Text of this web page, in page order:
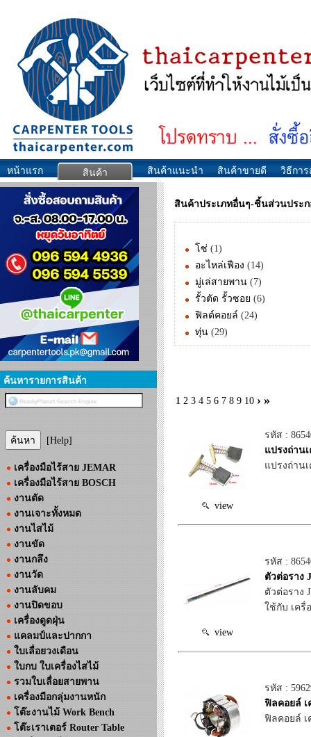
หน้าแรก สินค้า สินค้าแนะนำ สินค้าขายดี วิธีกา
ค้นหารายการสินค้า
[Help]
เครื่องมือไร้สาย JEMAR
เครื่องมือไร้สาย BOSCH
งานตัด
งานเจาะทั้งหมด
งานไสไม้
งานขัด
งานกลึง
งานวัด
งานลับคม
งานปิดขอบ
เครื่องดูดฝุ่น
แคลมป์และปากกา
ใบเลื่อยวงเดือน
ใบกบ ใบเครื่องไสไม้
รวมใบเลื่อยสายพาน
เครื่องมือกลุ่มงานหนัก
โต๊ะงานไม้ Work Bench
โต๊ะเราเตอร์ Router Table
สินค้าประเภทอื่นๆ-ชิ้นส่วนประ
โซ่ (1)
อะไหล่เฟือง (14)
มู่เล่สายพาน (7)
รั้วตัด รั้วซอย (6)
ฟิลด์คอยล์ (24)
ทุ่น (29)
1 2 3 4 5 6 7 8 9 10 › »
view
รหัส :
แปรงถ่าน
แปรงถ่านเ
view
รหัส :
ตัวต่อราง
ตัวต่อราง
ใช้กับ เครื่อ
รหัส :
ฟิลคอยล์ เ
ฟิลคอยล์ เ